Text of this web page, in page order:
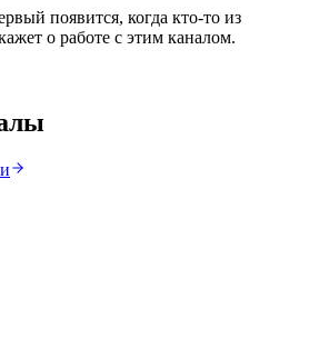
появится, когда кто-то из
о работе с этим каналом.